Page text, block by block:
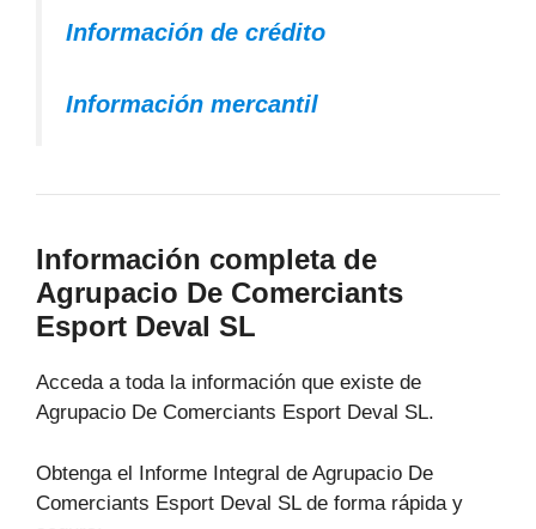
Información de crédito
Información mercantil
Información completa de
Agrupacio De Comerciants
Esport Deval SL
Acceda a toda la información que existe de
Agrupacio De Comerciants Esport Deval SL.
Obtenga el Informe Integral de Agrupacio De
Comerciants Esport Deval SL de forma rápida y